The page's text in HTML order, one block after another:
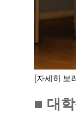
[자세히 보
■ 대